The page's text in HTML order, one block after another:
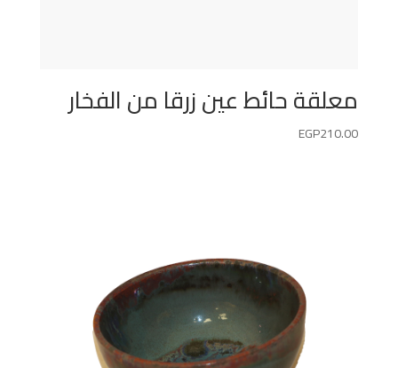
معلقة حائط عين زرقا من الفخار
EGP210.00